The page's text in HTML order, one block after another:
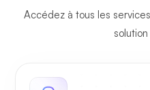
Accédez à tous les